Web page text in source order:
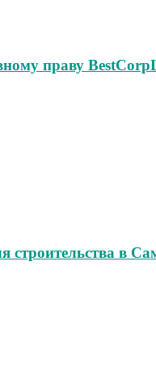
праву
строительства в